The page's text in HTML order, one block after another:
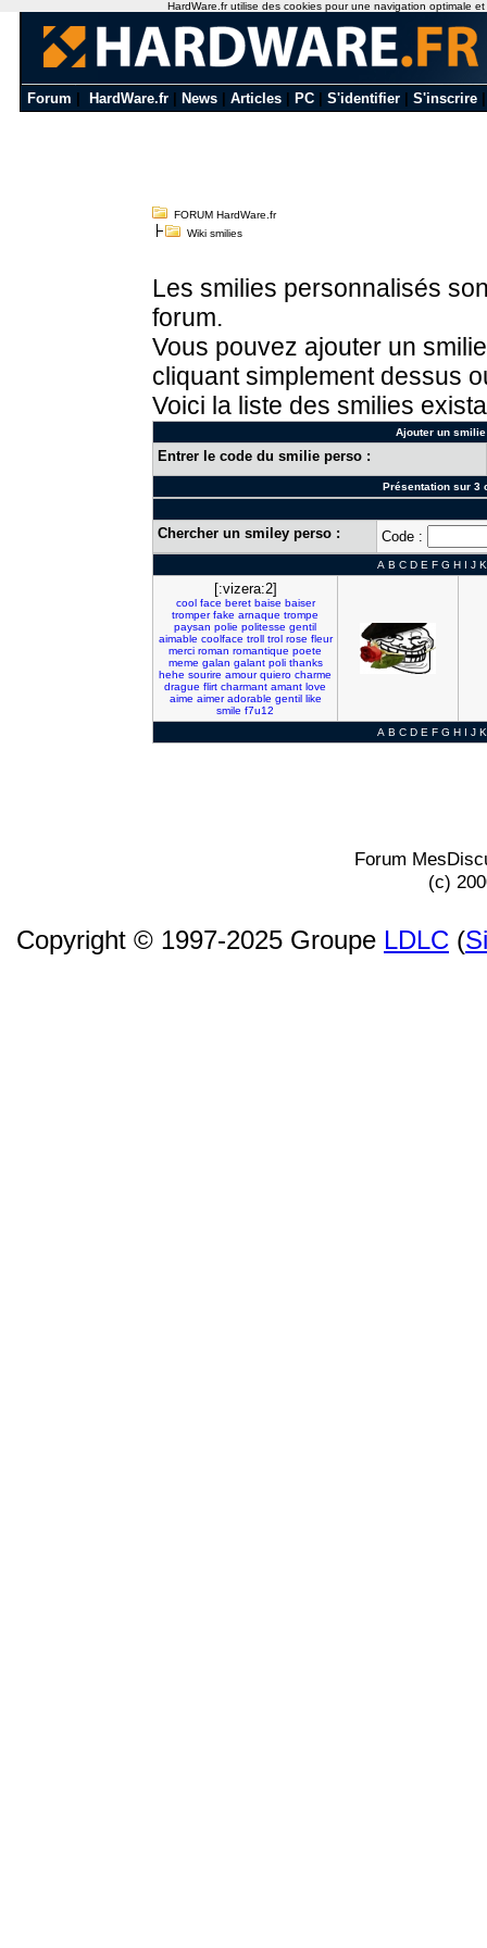
Forum HardWare.fr News Articles PC S'identifier S'inscrire
FORUM HardWare.fr
Wiki smilies
Les smilies personnalisés
forum.
Vous pouvez ajouter un
cliquant simplement dessus
Voici la liste des smilies
Ajouter un
Entrer le code du smilie perso :
Présentation sur 3
Chercher un smiley perso : Code :
A B C D E F G H I J K
[:vizera:2]
cool face beret baise baiser
tromper fake arnaque trompe
paysan polie politesse gentil
aimable coolface troll trol rose fleur
merci roman romantique poete
meme galan galant poli thanks
hehe sourire amour quiero charme
drague flirt charmant amant love
aime aimer adorable gentil like
smile f7u12
A B C D E F G H I J K
Forum
(c)
Copyright © 1997-2025 Groupe LDLC (
HardWare.fr utilise des cookies pour une navigation optimale